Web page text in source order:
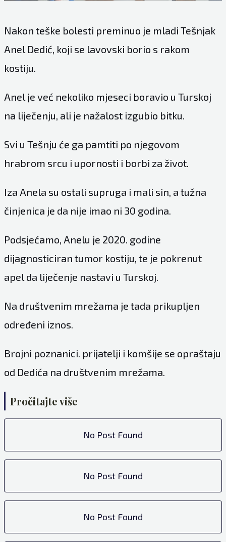
Nakon teške bolesti preminuo je mladi Tešnjak
Anel Dedić, koji se lavovski borio s rakom
kostiju.
Anel je već nekoliko mjeseci boravio u Turskoj
na liječenju, ali je nažalost izgubio bitku.
Svi u Tešnju će ga pamtiti po njegovom
hrabrom srcu i upornosti i borbi za život.
Iza Anela su ostali supruga i mali sin, a tužna
činjenica je da nije imao ni 30 godina.
Podsjećamo, Anelu je 2020. godine
dijagnosticiran tumor kostiju, te je pokrenut
apel da liječenje nastavi u Turskoj.
Na društvenim mrežama je tada prikupljen
određeni iznos.
Brojni poznanici. prijatelji i komšije se opraštaju
od Dedića na društvenim mrežama.
Pročitajte više
No Post Found
No Post Found
No Post Found